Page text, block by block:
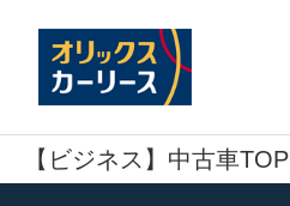
【ビジネス】中古車TOP